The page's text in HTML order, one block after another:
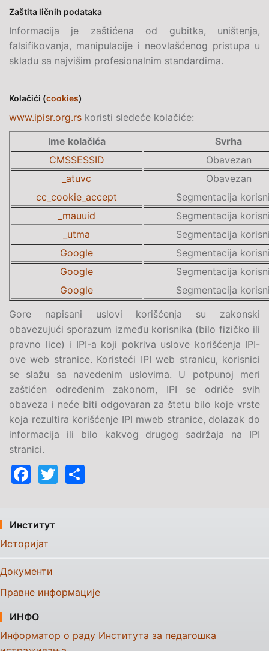
Zaštita ličnih podataka
Informacija je zaštićena od gubitka, uništenja,
falsifikovanja, manipulacije i neovlašćenog pristupa u
skladu sa najvišim profesionalnim standardima.
Kolačići (cookies)
www.ipisr.org.rs koristi sledeće kolačiće:
Ime kolačića
Svrha
CMSSESSID
Obavezan
_atuvc
Obavezan
cc_cookie_accept
Segmentacija
_mauuid
Segmentacija
_utma
Segmentacija
Google
Segmentacija
Google
Segmentacija
Google
Segmentacija
Gore napisani uslovi korišćenja su zakonski
obavezujući sporazum između korisnika (bilo fizičko ili
pravno lice) i IPI-a koji pokriva uslove korišćenja IPI-
ove web stranice. Koristeći IPI web stranicu, korisnici
se slažu sa navedenim uslovima. U potpunoj meri
zaštićen određenim zakonom, IPI se odriče svih
obaveza i neće biti odgovaran za štetu bilo koje vrste
koja rezultira korišćenje IPI mweb stranice, dolazak do
informacija ili bilo kakvog drugog sadržaja na IPI
stranici.
Facebook
Twitter
Институт
Историјат
Документи
Правне информације
ИНФО
Информатор о раду Института за педагошка